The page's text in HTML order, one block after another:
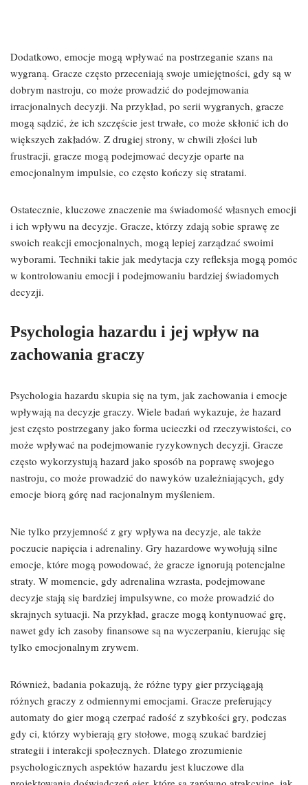
Dodatkowo, emocje mogą wpływać na postrzeganie szans na
wygraną. Gracze często przeceniają swoje umiejętności, gdy są w
dobrym nastroju, co może prowadzić do podejmowania
irracjonalnych decyzji. Na przykład, po serii wygranych, gracze
mogą sądzić, że ich szczęście jest trwałe, co może skłonić ich do
większych zakładów. Z drugiej strony, w chwili złości lub
frustracji, gracze mogą podejmować decyzje oparte na
emocjonalnym impulsie, co często kończy się stratami.
Ostatecznie, kluczowe znaczenie ma świadomość własnych emocji
i ich wpływu na decyzje. Gracze, którzy zdają sobie sprawę ze
swoich reakcji emocjonalnych, mogą lepiej zarządzać swoimi
wyborami. Techniki takie jak medytacja czy refleksja mogą pomóc
w kontrolowaniu emocji i podejmowaniu bardziej świadomych
decyzji.
Psychologia hazardu i jej wpływ na
zachowania graczy
Psychologia hazardu skupia się na tym, jak zachowania i emocje
wpływają na decyzje graczy. Wiele badań wykazuje, że hazard
jest często postrzegany jako forma ucieczki od rzeczywistości, co
może wpływać na podejmowanie ryzykownych decyzji. Gracze
często wykorzystują hazard jako sposób na poprawę swojego
nastroju, co może prowadzić do nawyków uzależniających, gdy
emocje biorą górę nad racjonalnym myśleniem.
Nie tylko przyjemność z gry wpływa na decyzje, ale także
poczucie napięcia i adrenaliny. Gry hazardowe wywołują silne
emocje, które mogą powodować, że gracze ignorują potencjalne
straty. W momencie, gdy adrenalina wzrasta, podejmowane
decyzje stają się bardziej impulsywne, co może prowadzić do
skrajnych sytuacji. Na przykład, gracze mogą kontynuować grę,
nawet gdy ich zasoby finansowe są na wyczerpaniu, kierując się
tylko emocjonalnym zrywem.
Również, badania pokazują, że różne typy gier przyciągają
różnych graczy z odmiennymi emocjami. Gracze preferujący
automaty do gier mogą czerpać radość z szybkości gry, podczas
gdy ci, którzy wybierają gry stołowe, mogą szukać bardziej
strategii i interakcji społecznych. Dlatego zrozumienie
psychologicznych aspektów hazardu jest kluczowe dla